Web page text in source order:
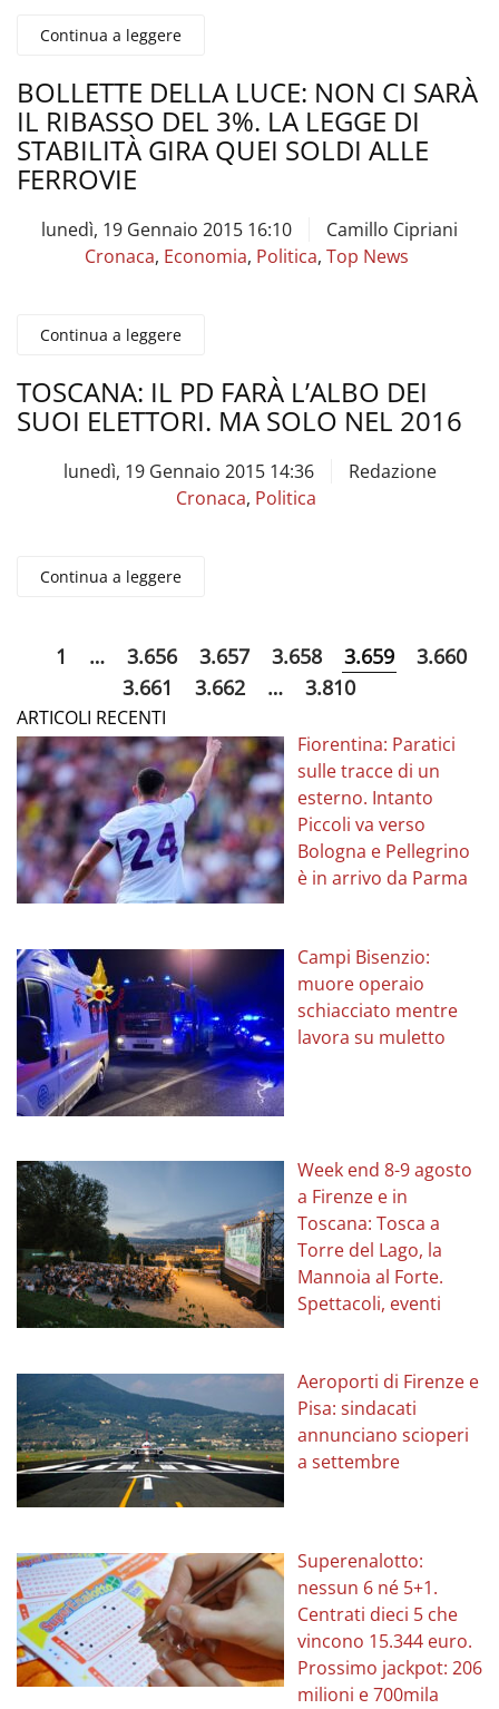
Continua a leggere
BOLLETTE DELLA LUCE: NON CI SARÀ
IL RIBASSO DEL 3%. LA LEGGE DI
STABILITÀ GIRA QUEI SOLDI ALLE
FERROVIE
lunedì, 19 Gennaio 2015 16:10
Camillo Cipriani
Cronaca, Economia, Politica, Top News
Continua a leggere
TOSCANA: IL PD FARÀ L’ALBO DEI
SUOI ELETTORI. MA SOLO NEL 2016
lunedì, 19 Gennaio 2015 14:36
Redazione
Cronaca, Politica
Continua a leggere
1 … 3.656 3.657 3.658 3.659
3.660
3.661
3.662 … 3.810
ARTICOLI RECENTI
Fiorentina: Paratici
sulle tracce di un
esterno. Intanto
Piccoli va verso
Bologna e Pellegrino
è in arrivo da Parma
Campi Bisenzio:
muore operaio
schiacciato mentre
lavora su muletto
Week end 8-9 agosto
a Firenze e in
Toscana: Tosca a
Torre del Lago, la
Mannoia al Forte.
Spettacoli, eventi
Aeroporti di Firenze e
Pisa: sindacati
annunciano scioperi
a settembre
Superenalotto:
nessun 6 né 5+1.
Centrati dieci 5 che
vincono 15.344 euro.
Prossimo jackpot: 206
milioni e 700mila